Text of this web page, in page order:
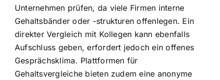
Unternehmen prüfen, da viele Firmen interne
Gehaltsbänder oder -strukturen offenlegen. Ein
direkter Vergleich mit Kollegen kann ebenfalls
Aufschluss geben, erfordert jedoch ein offenes
Gesprächsklima. Plattformen für
Gehaltsvergleiche bieten zudem eine anonyme